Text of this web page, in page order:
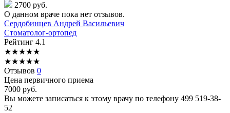
2700 руб.
О данном враче пока нет отзывов.
Сердобинцев Андрей Васильевич
Стоматолог-ортопед
Рейтинг 4.1
★★★★★
★★★★★
Отзывов 0
Цена первичного приема
7000 руб.
Вы можете записаться к этому врачу по телефону 499 519-38-
52